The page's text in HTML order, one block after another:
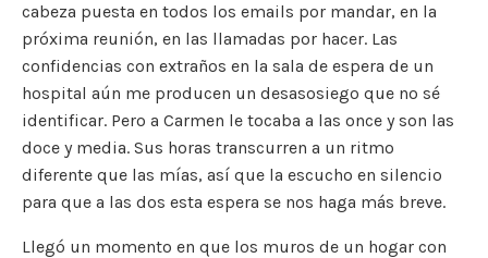
cabeza puesta en todos los emails por mandar, en la
próxima reunión, en las llamadas por hacer. Las
confidencias con extraños en la sala de espera de un
hospital aún me producen un desasosiego que no sé
identificar. Pero a Carmen le tocaba a las once y son las
doce y media. Sus horas transcurren a un ritmo
diferente que las mías, así que la escucho en silencio
para que a las dos esta espera se nos haga más breve.
Llegó un momento en que los muros de un hogar con